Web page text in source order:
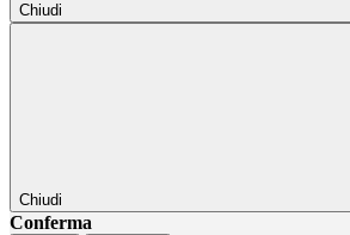
Chiudi
Chiudi
Conferma